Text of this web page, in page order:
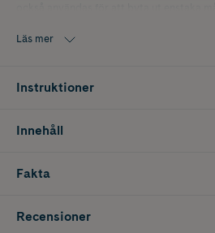
Den blandas med 150 ml kallt vatten.
för bästa smak, konsistens och
näringsrikt måltidsalternativ.
Läs mer
Instruktioner
Innehåll
Fakta
Recensioner